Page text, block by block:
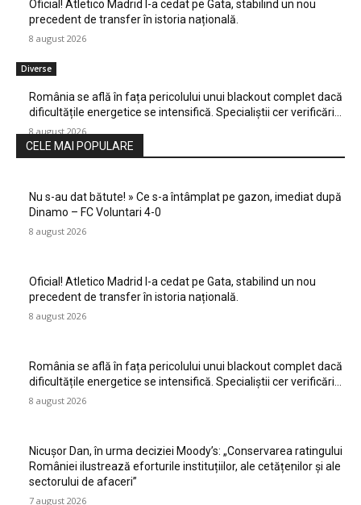
Oficial! Atletico Madrid l-a cedat pe Gata, stabilind un nou
precedent de transfer în istoria națională.
8 august 2026
Diverse
România se află în fața pericolului unui blackout complet dacă
dificultățile energetice se intensifică. Specialiștii cer verificări…
8 august 2026
CELE MAI POPULARE
Nu s-au dat bătute! » Ce s-a întâmplat pe gazon, imediat după
Dinamo – FC Voluntari 4-0
8 august 2026
Oficial! Atletico Madrid l-a cedat pe Gata, stabilind un nou
precedent de transfer în istoria națională.
8 august 2026
România se află în fața pericolului unui blackout complet dacă
dificultățile energetice se intensifică. Specialiștii cer verificări…
8 august 2026
Nicușor Dan, în urma deciziei Moody’s: „Conservarea ratingului
României ilustrează eforturile instituțiilor, ale cetățenilor și ale
sectorului de afaceri”
7 august 2026